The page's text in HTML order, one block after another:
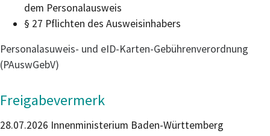
dem Personalausweis
§ 27 Pflichten des Ausweisinhabers
Personalasuweis- und eID-Karten-Gebührenverordnung
(PAuswGebV)
Freigabevermerk
28.07.2026 Innenministerium Baden-Württemberg